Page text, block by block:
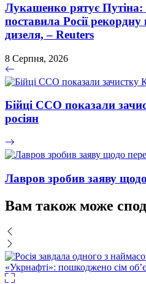
Лукашенко рятує Путіна:
поставила Росії рекордну
дизеля, – Reuters
8 Серпня, 2026
Бійці ССО показали
росіян
Лавров зробив заяву
Вам також може